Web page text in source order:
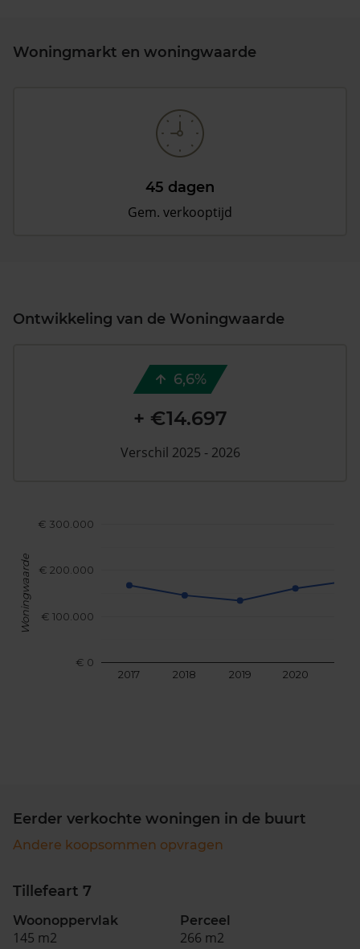
Woningmarkt en woningwaarde
45 dagen
Gem. verkooptijd
Ontwikkeling van de Woningwaarde
2017 2018 2019 2020
€ 0
€ 100.000
€ 200.000
€ 300.000
Woningwaarde
6,6%
+ €14.697
Verschil 2025 - 2026
Eerder verkochte woningen in de buurt
Andere koopsommen opvragen
Tillefeart 7
Woonoppervlak
145 m2
Perceel
266 m2